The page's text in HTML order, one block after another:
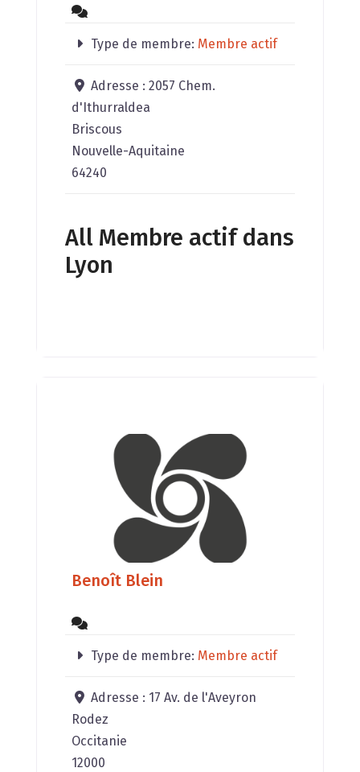
Type de membre: Membre actif
Adresse :2057 Chem.
d'Ithurraldea
Briscous
Nouvelle-Aquitaine
64240
All Membre actif dans
Lyon
Benoît Blein
Type de membre: Membre actif
Adresse : 17 Av. de l'Aveyron
Rodez
Occitanie
12000